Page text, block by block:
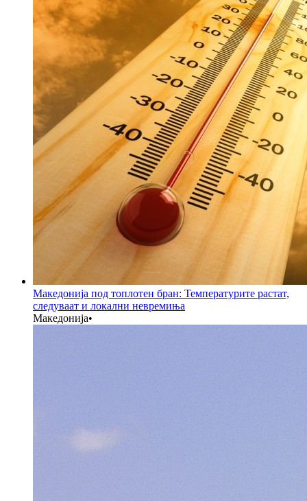
Македонија под топлотен бран: Температурите растат,
следуваат и локални невремиња
Македонија•